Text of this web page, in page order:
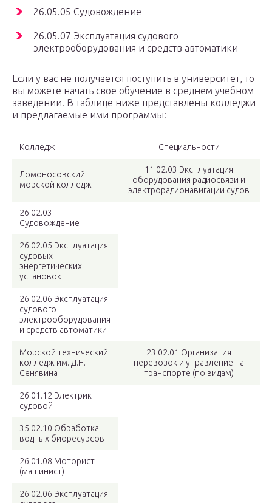
26.05.05 Судовождение
26.05.07 Эксплуатация судового
электрооборудования и средств автоматики
Если у вас не получается поступить в университет, то
вы можете начать свое обучение в среднем учебном
заведении. В таблице ниже представлены колледжи
и предлагаемые ими программы:
Колледж Специальности
Ломоносовский
морской колледж
11.02.03 Эксплуатация
оборудования радиосвязи и
электрорадионавигации судов
26.02.03
Судовождение
26.02.05 Эксплуатация
судовых
энергетических
установок
26.02.06 Эксплуатация
судового
электрооборудования
и средств автоматики
Морской технический
колледж им. Д.Н.
Сенявина
23.02.01 Организация
перевозок и управление на
транспорте (по видам)
26.01.12 Электрик
судовой
35.02.10 Обработка
водных биоресурсов
26.01.08 Моторист
(машинист)
26.02.06 Эксплуатация